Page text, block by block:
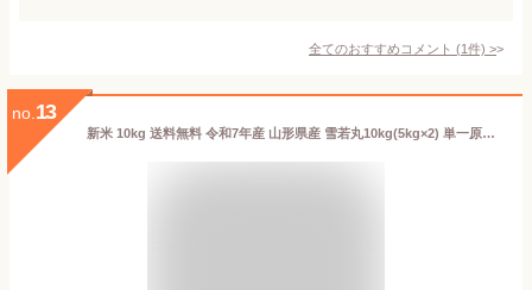
全てのおすすめコメント (1件) >
no. 13
新米 10kg 送料無料 令和7年産 山形県産 雪若丸10kg(5kg×2) 単一原料米 沖縄・一部離島への配送不可 お米 コメ ryy1007